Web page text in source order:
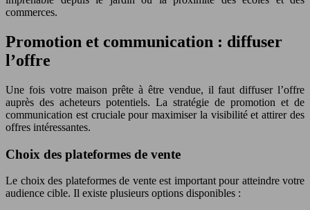
commerces.
Promotion et communication : diffuser
l’offre
Une fois votre maison prête à être vendue, il faut diffuser l’offre
auprès des acheteurs potentiels. La stratégie de promotion et de
communication est cruciale pour maximiser la visibilité et attirer des
offres intéressantes.
Choix des plateformes de vente
Le choix des plateformes de vente est important pour atteindre votre
audience cible. Il existe plusieurs options disponibles :